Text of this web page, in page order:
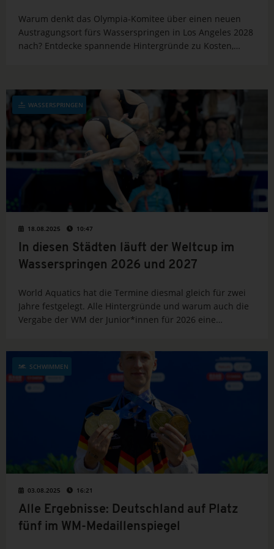
Warum denkt das Olympia-Komitee über einen neuen
Austragungsort fürs Wasserspringen in Los Angeles 2028
nach? Entdecke spannende Hintergründe zu Kosten,
WASSERSPRINGEN
18.08.2025 10:47
In diesen Städten läuft der Weltcup im
Wasserspringen 2026 und 2027
World Aquatics hat die Termine diesmal gleich für zwei
Jahre festgelegt. Alle Hintergründe und warum auch die
Vergabe der WM der Junior*innen für 2026 eine
SCHWIMMEN
03.08.2025 16:21
Alle Ergebnisse: Deutschland auf Platz
fünf im WM-Medaillenspiegel